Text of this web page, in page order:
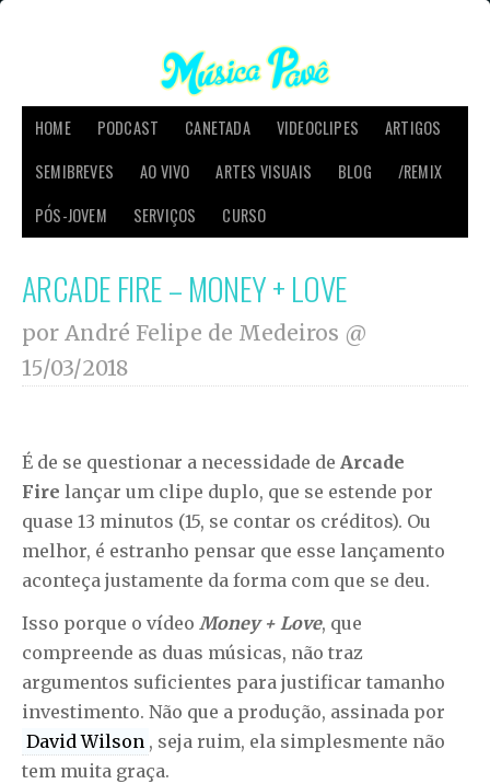
HOME PODCAST CANETADA VIDEOCLIPES
ARTIGOS
SEMIBREVES
AO VIVO ARTES VISUAIS BLOG
/REMIX
PÓS-JOVEM
SERVIÇOS CURSO
ARCADE FIRE – MONEY + LOVE
por André Felipe de Medeiros @
15/03/2018
É de se questionar a necessidade de Arcade
Fire lançar um clipe duplo, que se estende por
quase 13 minutos (15, se contar os créditos). Ou
melhor, é estranho pensar que esse lançamento
aconteça justamente da forma com que se deu.
Isso porque o vídeo Money + Love, que
compreende as duas músicas, não traz
argumentos suficientes para justificar tamanho
investimento. Não que a produção, assinada por
David Wilson , seja ruim, ela simplesmente não
tem muita graça.